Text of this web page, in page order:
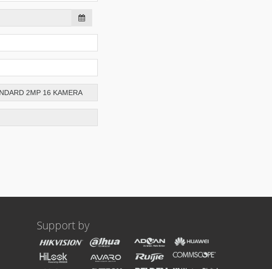
Support by